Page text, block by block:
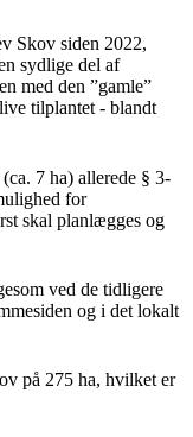
Skov siden 2022,
sydlige del af
med den ”gamle”
tilplantet - blandt
7 ha) allerede § 3-
for
skal planlægges og
ved de tidligere
og i det lokalt
på 275 ha, hvilket er